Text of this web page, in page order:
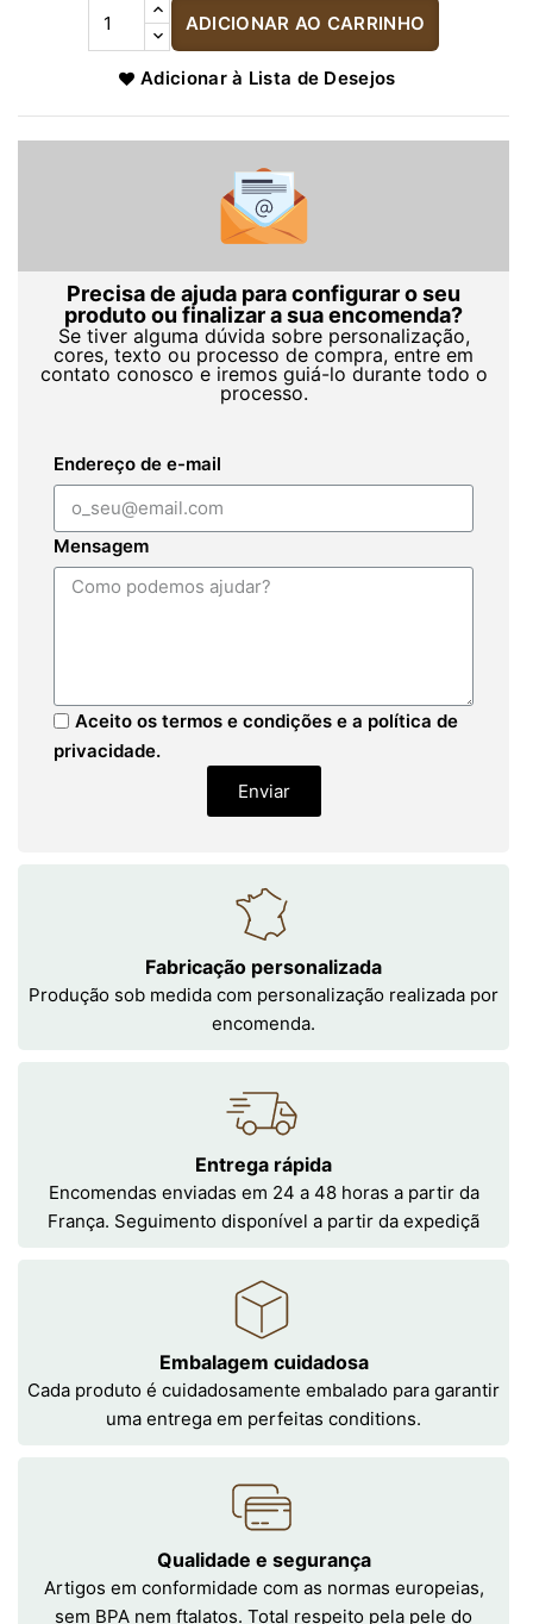
ADICIONAR AO CARRINHO
Adicionar à Lista de Desejos
Precisa de ajuda para configurar o seu
produto ou finalizar a sua encomenda?
Se tiver alguma dúvida sobre personalização,
cores, texto ou processo de compra, entre em
contato conosco e iremos guiá-lo durante todo o
processo.
Endereço de e-mail
Mensagem
Aceito os termos e condições e a política de
privacidade.
Enviar
Fabricação personalizada
Produção sob medida com personalização realizada por
encomenda.
Entrega rápida
Encomendas enviadas em 24 a 48 horas a partir da
França. Seguimento disponível a partir da expediçã
Embalagem cuidadosa
Cada produto é cuidadosamente embalado para garantir
uma entrega em perfeitas conditions.
Qualidade e segurança
Artigos em conformidade com as normas europeias,
sem BPA nem ftalatos. Total respeito pela pele do